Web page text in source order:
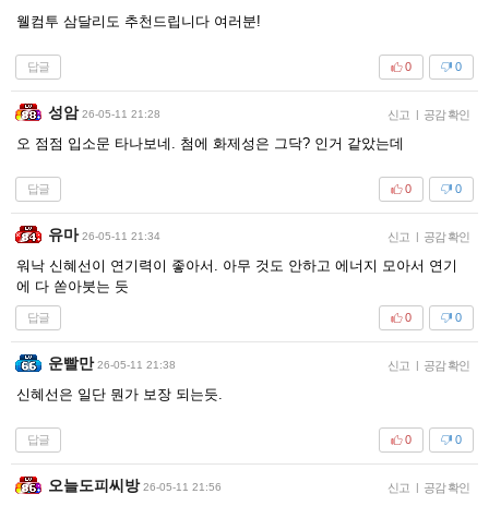
웰컴투 삼달리도 추천드립니다 여러분!
답글 0
0
성암 26-05-11 21:28 신고 | 공감 확인
오 점점 입소문 타나보네. 첨에 화제성은 그닥? 인거 같았는데
답글 0
0
유마 26-05-11 21:34 신고 | 공감 확인
워낙 신혜선이 연기력이 좋아서. 아무 것도 안하고 에너지 모아서 연기
에 다 쏟아붓는 듯
답글 0
0
운빨만 26-05-11 21:38 신고 | 공감 확인
신혜선은 일단 뭔가 보장 되는듯.
답글 0
0
오늘도피씨방 26-05-11 21:56 신고 | 공감 확인